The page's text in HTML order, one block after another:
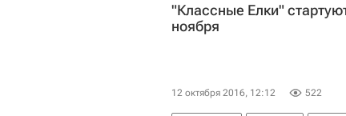
"Классные Елки"
ноября
12 октября 2016, 12:12 522